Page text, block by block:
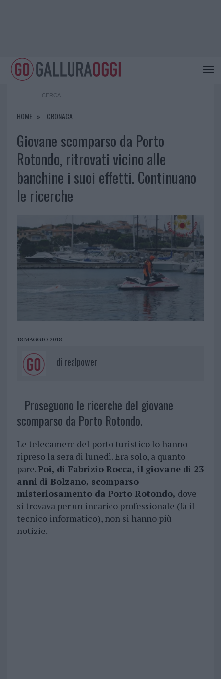
HOME CRONACA
Giovane scomparso da Porto
Rotondo, ritrovati vicino alle
banchine i suoi effetti. Continuano
le ricerche
18 MAGGIO 2018
di realpower
Proseguono le ricerche del giovane
scomparso da Porto Rotondo.
Le telecamere del porto turistico lo hanno
ripreso la sera di lunedì. Era solo, a quanto
pare.Poi, di Fabrizio Rocca, il giovane di 23
anni di Bolzano, scomparso
misteriosamento da Porto Rotondo, dove
si trovava per un incarico professionale (fa il
tecnico informatico), non si hanno più
notizie.